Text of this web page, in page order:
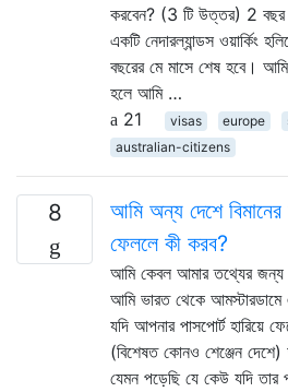
করবেন? (3 টি উত্তর) 2 বছর
একটি নেদারল্যান্ডস ওয়ার্কিং
বছরের মে মাসে শেষ হবে।
হলে আমি …
21
visas europe
australian-citizens
8
আমি অন্য দেশে বিমানের
ফেললে কী করব?
আমি কেবল আমার তথ্যের জন্য
আমি ভারত থেকে
যদি আপনার পাসপোর্ট হারিয়ে
(বিশেষত কোনও শেঞ্জেন দেশে)
যেমন পড়েছি যে কেউ যদি তার